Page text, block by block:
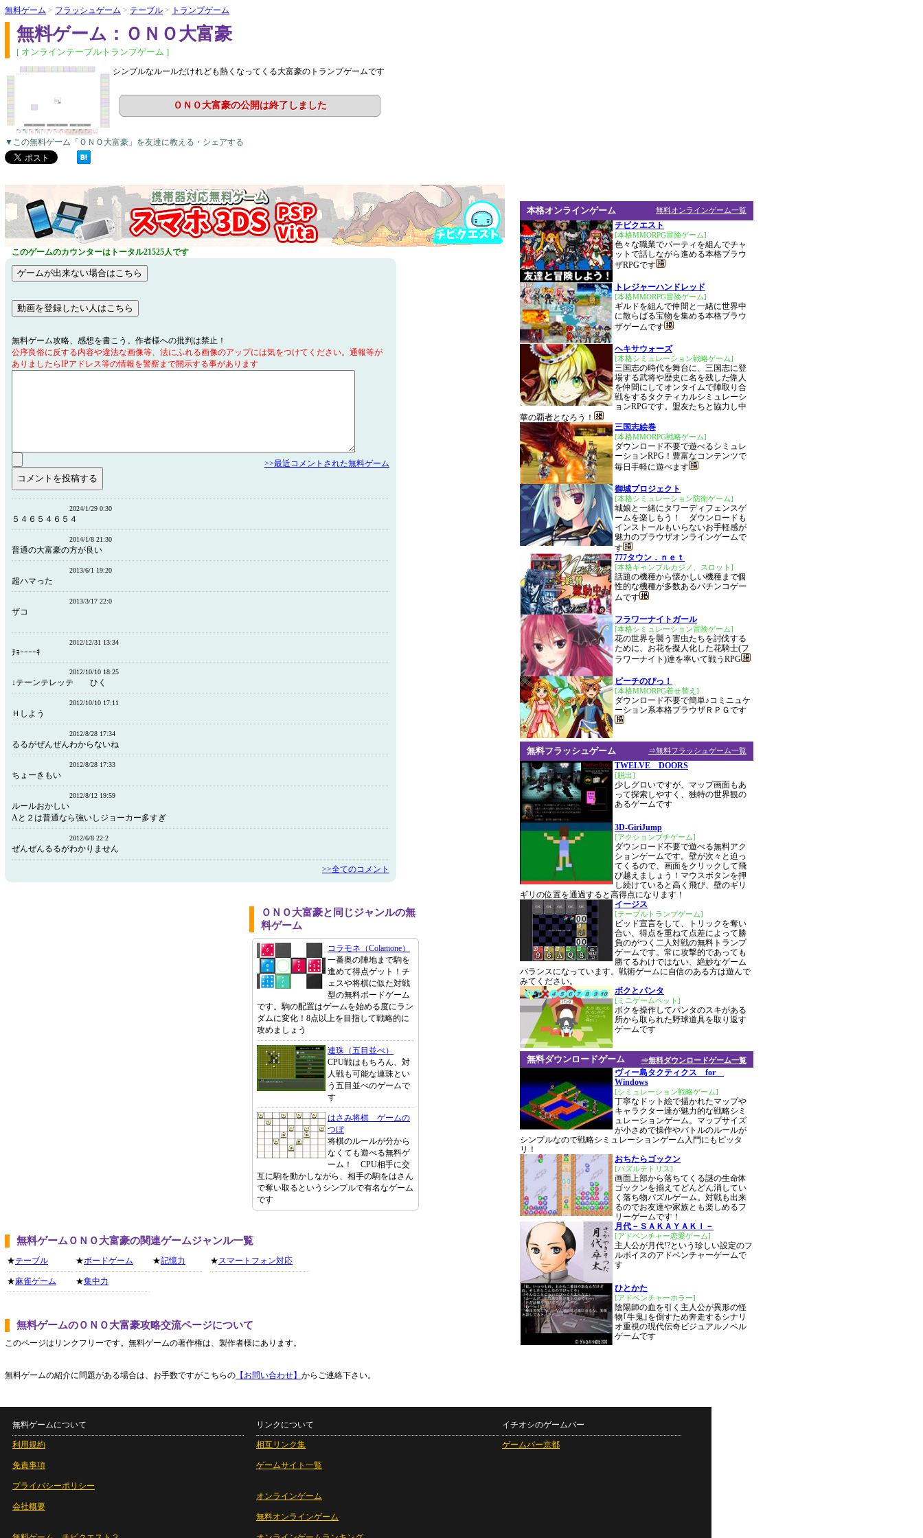
無料ゲーム > フラッシュゲーム > テーブル > トランプゲーム
無料ゲーム：ＯＮＯ大富豪
[ オンラインテーブルトランプゲーム ]
シンプルなルールだけれども熱くなってくる大富豪のトランプゲームです
ＯＮＯ大富豪の公開は終了しました
▼この無料ゲーム「ＯＮＯ大富豪」を友達に教える・シェアする
このゲームのカウンターはトータル21525人です
無料ゲーム攻略、感想を書こう。作者様への批判は禁止！
公序良俗に反する内容や違法な画像等、法にふれる画像のアップには気をつけてください。通報等が
ありましたらIPアドレス等の情報を警察まで開示する事があります
>>最近コメントされた無料ゲーム
2024/1/29 0:30
５４６５４６５４
2014/1/8 21:30
普通の大富豪の方が良い
2013/6/1 19:20
超ハマった
2013/3/17 22:0
ザコ
2012/12/31 13:34
ﾁｮｰｰｰｰｷ
2012/10/10 18:25
↓テーンテレッテ ひく
2012/10/10 17:11
Ｈしよう
2012/8/28 17:34
るるがぜんぜんわからないね
2012/8/28 17:33
ちょーきもい
2012/8/12 19:59
ルールおかしい
Aと２は普通なら強いしジョーカー多すぎ
2012/6/8 22:2
ぜんぜんるるがわかりません
>>全てのコメント
ＯＮＯ大富豪と同じジャンルの無
料ゲーム
コラモネ（Colamone）
一番奥の陣地まで駒を
進めて得点ゲット！チ
ェスや将棋に似た対戦
型の無料ボードゲーム
です。駒の配置はゲームを始める度にラン
ダムに変化！8点以上を目指して戦略的に
攻めましょう
連珠（五目並べ）
CPU戦はもちろん、対
人戦も可能な連珠とい
う五目並べのゲームで
す
はさみ将棋 ゲームの
つぼ
将棋のルールが分から
なくても遊べる無料ゲ
ーム！ CPU相手に交
互に駒を動かしながら、相手の駒をはさん
で奪い取るというシンプルで有名なゲーム
です
無料ゲームＯＮＯ大富豪の関連ゲームジャンル一覧
★テーブル
★麻雀ゲーム
★ボードゲーム
★集中力
★記憶力 ★スマートフォン対応
無料ゲームのＯＮＯ大富豪攻略交流ページについて
このページはリンクフリーです。無料ゲームの著作権は、製作者様にあります。
無料ゲームの紹介に問題がある場合は、お手数ですがこちらの 【お問い合わせ】 からご連絡下さい。
無料オンラインゲーム一覧
本格オンラインゲーム
チビクエスト
[本格MMORPG冒険ゲーム]
色々な職業でパーティを組んでチャ
ットで話しながら進める本格ブラウ
ザRPGです
トレジャーハンドレッド
[本格MMORPG冒険ゲーム]
ギルドを組んで仲間と一緒に世界中
に散らばる宝物を集める本格ブラウ
ザゲームです
ヘキサウォーズ
[本格シミュレーション戦略ゲーム]
三国志の時代を舞台に、三国志に登
場する武将や歴史に名を残した偉人
を仲間にしてオンタイムで陣取り合
戦をするタクティカルシミュレーシ
ョンRPGです。盟友たちと協力し中
華の覇者となろう！
三国志絵巻
[本格MMORPG戦略ゲーム]
ダウンロード不要で遊べるシミュレ
ーションRPG！豊富なコンテンツで
毎日手軽に遊べます
御城プロジェクト
[本格シミュレーション防衛ゲーム]
城娘と一緒にタワーディフェンスゲ
ームを楽しもう！ ダウンロードも
インストールもいらないお手軽感が
魅力のブラウザオンラインゲームで
す
777タウン．ｎｅｔ
[本格ギャンブルカジノ、スロット]
話題の機種から懐かしい機種まで個
性的な機種が多数あるパチンコゲー
ムです
フラワーナイトガール
[本格シミュレーション冒険ゲーム]
花の世界を襲う害虫たちを討伐する
ために、お花を擬人化した花騎士(フ
ラワーナイト)達を率いて戦うRPG
ピーチのぴっ！
[本格MMORPG着せ替え]
ダウンロード不要で簡単♪コミニュケ
ーション系本格ブラウザＲＰＧです
⇒無料フラッシュゲーム一覧
無料フラッシュゲーム
TWELVE DOORS
[脱出]
少しグロいですが、マップ画面もあ
って探索しやすく、独特の世界観の
あるゲームです
3D-GiriJump
[アクションプチゲーム]
ダウンロード不要で遊べる無料アク
ションゲームです。壁が次々と迫っ
てくるので、画面をクリックして飛
び越えましょう！マウスボタンを押
し続けていると高く飛び、壁のギリ
ギリの位置を通過すると高得点になります！
イージス
[テーブルトランプゲーム]
ビッド宣言をして、トリックを奪い
合い、得点を重ねて点差によって勝
負のがつく二人対戦の無料トランプ
ゲームです。常に攻撃的であっても
勝てるわけではない、絶妙なゲーム
バランスになっています。戦術ゲームに自信のある方は遊んで
みてください。
ボクとパンタ
[ミニゲームペット]
ボクを操作してパンタのスキがある
所から取られた野球道具を取り返す
ゲームです
⇒無料ダウンロードゲーム一覧
無料ダウンロードゲーム
ヴィー島タクティクス for
Windows
[シミュレーション戦略ゲーム]
丁寧なドット絵で描かれたマップや
キャラクター達が魅力的な戦略シミ
ュレーションゲーム。マップサイズ
が小さめで操作やバトルのルールが
シンプルなので戦略シミュレーションゲーム入門にもピッタ
リ！
おちたらゴックン
[パズルテトリス]
画面上部から落ちてくる謎の生命体
ゴックンを揃えてどんどん消してい
く落ち物パズルゲーム。対戦も出来
るのでお友達や家族とも楽しめるフ
リーゲームです！
月代－ＳＡＫＡＹＡＫＩ－
[アドベンチャー恋愛ゲーム]
主人公が月代!?という珍しい設定のフ
ルボイスのアドベンチャーゲームで
す
ひとかた
[アドベンチャーホラー]
陰陽師の血を引く主人公が異形の怪
物｢牛鬼｣を倒すため奔走するシナリ
オ重視の現代伝奇ビジュアルノベル
ゲームです
無料ゲームについて
利用規約
免責事項
プライバシーポリシー
会社概要
リンクについて
相互リンク集
ゲームサイト一覧
オンラインゲーム
無料オンラインゲーム
イチオシのゲームバー
ゲームバー京都